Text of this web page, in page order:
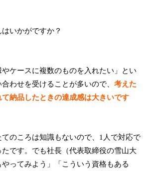
いかがですか？
ケースに複数のものを入れたい」とい
わせを受けることが多いので、考えた
納品したときの達成感は大きいです
のころは知識もないので、1人で対応で
です。でも社長（代表取締役の雪山大
ってみよう」「こういう資格もある